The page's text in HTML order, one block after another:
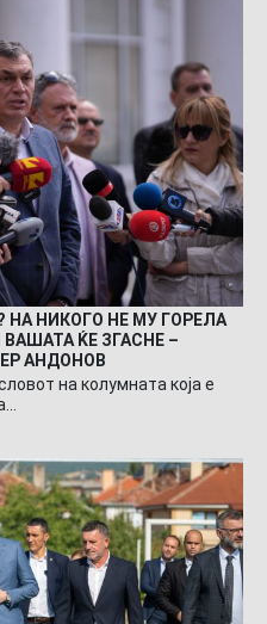
НИКОГО НЕ МУ ГОРЕЛА
ЌЕ ЗГАСНЕ –
АНДОНОВ
на колумната која е